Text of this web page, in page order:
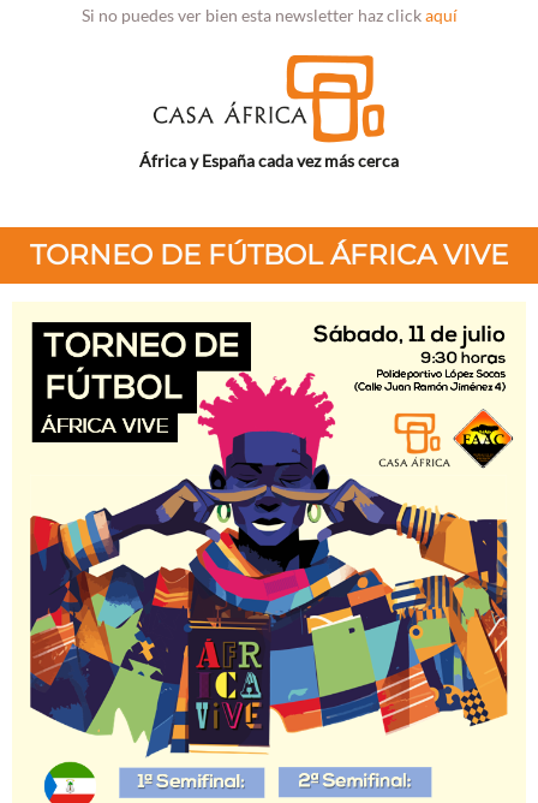
Si no puedes ver bien esta newsletter haz clickaquí
África y España cada vez más cerca
TORNEO DE FÚTBOL ÁFRICA VIVE